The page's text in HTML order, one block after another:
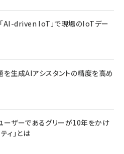
AI-driven IoT」で現場のIoTデー
を生成AIアシスタントの精度を高め
ーザーであるグリーが10年をかけ
ィ」とは